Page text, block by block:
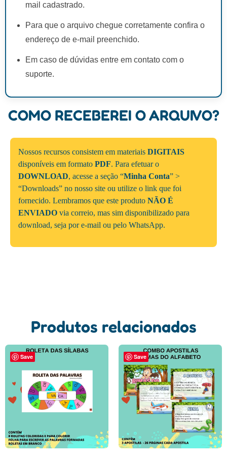
mail cadastrado.
Para que o arquivo chegue corretamente confira o
endereço de e-mail preenchido.
Em caso de dúvidas entre em contato com o
suporte.
COMO RECEBEREI O ARQUIVO?
Nossos recursos consistem em materiais DIGITAIS
disponíveis em formato PDF. Para efetuar o
DOWNLOAD, acesse a seção “Minha Conta” >
“Downloads” no nosso site ou utilize o link que foi
fornecido. Lembramos que este produto NÃO É
ENVIADO via correio, mas sim disponibilizado para
download, seja por e-mail ou pelo WhatsApp.
Produtos relacionados
Save Save